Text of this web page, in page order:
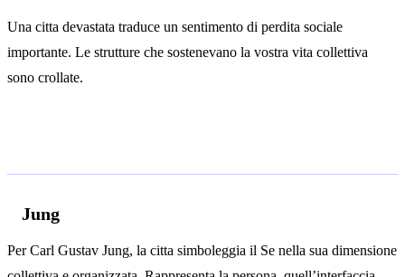
Una citta devastata traduce un sentimento di perdita sociale
importante. Le strutture che sostenevano la vostra vita collettiva
sono crollate.
Jung
Per Carl Gustav Jung, la citta simboleggia il Se nella sua dimensione